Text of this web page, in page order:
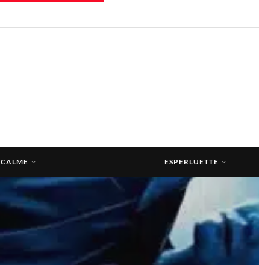
CALME ESPERLUETTE